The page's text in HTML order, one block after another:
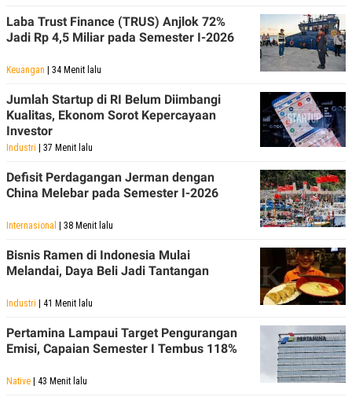
Laba Trust Finance (TRUS) Anjlok 72%
Jadi Rp 4,5 Miliar pada Semester I-2026
Keuangan | 34 Menit lalu
Jumlah Startup di RI Belum Diimbangi
Kualitas, Ekonom Sorot Kepercayaan
Investor
Industri | 37 Menit lalu
Defisit Perdagangan Jerman dengan
China Melebar pada Semester I-2026
Internasional | 38 Menit lalu
Bisnis Ramen di Indonesia Mulai
Melandai, Daya Beli Jadi Tantangan
Industri | 41 Menit lalu
Pertamina Lampaui Target Pengurangan
Emisi, Capaian Semester I Tembus 118%
Native | 43 Menit lalu